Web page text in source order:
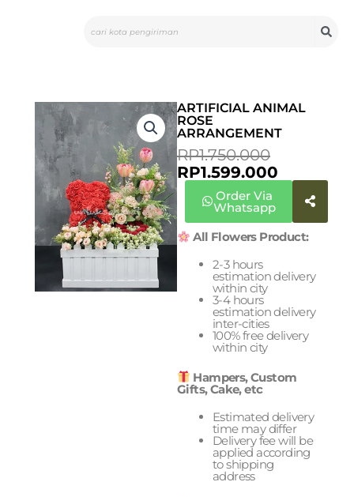
ARTIFICIAL ANIMAL
ROSE
ARRANGEMENT
RP1.750.000
RP1.599.000
Order Via
Whatsapp
All Flowers Product:
2-3 hours
estimation delivery
within city
3-4 hours
estimation delivery
inter-cities
100% free delivery
within city
Hampers, Custom
Gifts, Cake, etc
Estimated delivery
time may differ
Delivery fee will be
applied according
to shipping
address